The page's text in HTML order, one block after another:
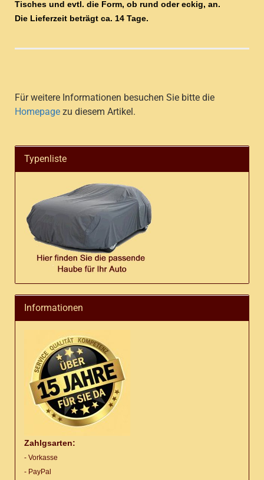
Tisches und evtl. die Form, ob rund oder eckig, an.
Die Lieferzeit beträgt ca. 14 Tage.
Für weitere Informationen besuchen Sie bitte die
Homepage zu diesem Artikel.
Typenliste
Informationen
Zahlgsarten:
- Vorkasse
- PayPal